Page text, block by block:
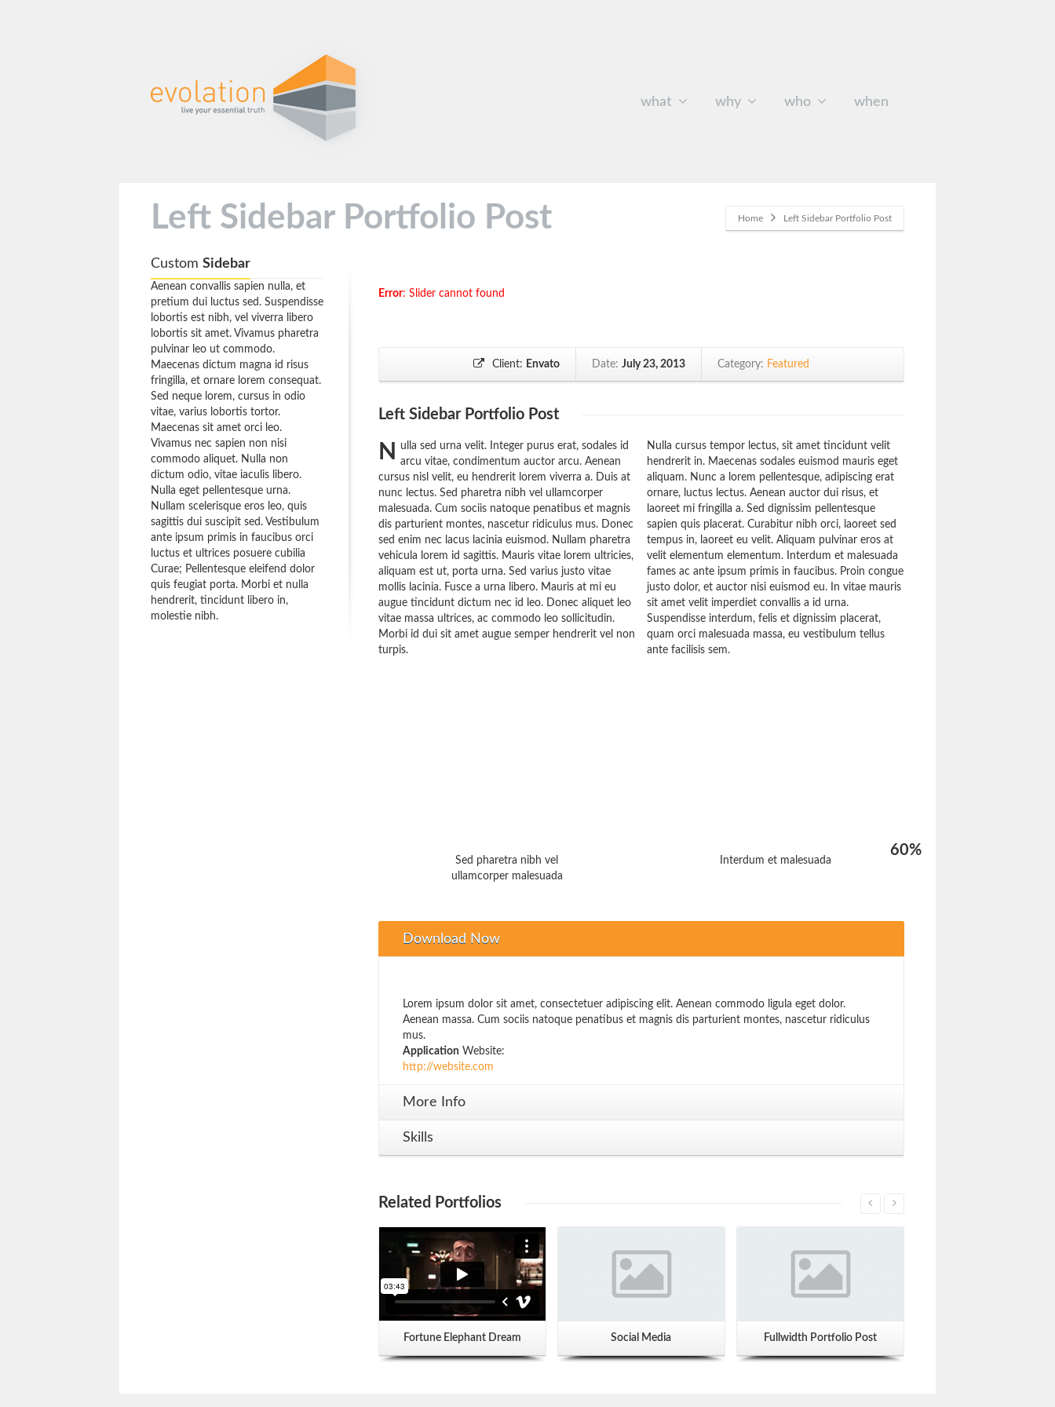
what why who when
Left Sidebar Portfolio Post Home Left Sidebar Portfolio Post
Error: Slider cannot found
Client: Envato Date: July 23, 2013 Category: Featured
Left SidebarPortfolio Post
N
ulla sed urna velit. Integer purus erat, sodales id
arcu vitae, condimentum auctor arcu. Aenean
cursus nisl velit, eu hendrerit lorem viverra a. Duis at
nunc lectus. Sed pharetra nibh vel ullamcorper
malesuada. Cum sociis natoque penatibus et magnis
dis parturient montes, nascetur ridiculus mus. Donec
sed enim nec lacus lacinia euismod. Nullam pharetra
vehicula lorem id sagittis. Mauris vitae lorem ultricies,
aliquam est ut, porta urna. Sed varius justo vitae
mollis lacinia. Fusce a urna libero. Mauris at mi eu
augue tincidunt dictum nec id leo. Donec aliquet leo
vitae massa ultrices, ac commodo leo sollicitudin.
Morbi id dui sit amet augue semper hendrerit vel non
turpis.
Nulla cursus tempor lectus, sit amet tincidunt velit
hendrerit in. Maecenas sodales euismod mauris eget
aliquam. Nunc a lorem pellentesque, adipiscing erat
ornare, luctus lectus. Aenean auctor dui risus, et
laoreet mi fringilla a. Sed dignissim pellentesque
sapien quis placerat. Curabitur nibh orci, laoreet sed
tempus in, laoreet eu velit. Aliquam pulvinar eros at
velit elementum elementum. Interdum et malesuada
fames ac ante ipsum primis in faucibus. Proin congue
justo dolor, et auctor nisi euismod eu. In vitae mauris
sit amet velit imperdiet convallis a id urna.
Suspendisse interdum, felis et dignissim placerat,
quam orci malesuada massa, eu vestibulum tellus
ante facilisis sem.
60%
Sed pharetra nibh vel
ullamcorper malesuada
Interdum et malesuada
Download Now
Lorem ipsum dolor sit amet, consectetuer adipiscing elit. Aenean commodo ligula eget dolor.
Aenean massa. Cum sociis natoque penatibus et magnis dis parturient montes, nascetur ridiculus
mus.
Application Website:
http://website.com
More Info
Skills
Related Portfolios
Fortune Elephant Dream Social Media Fullwidth Portfolio Post
Custom Sidebar
Aenean convallis sapien nulla, et
pretium dui luctus sed. Suspendisse
lobortis est nibh, vel viverra libero
lobortis sit amet. Vivamus pharetra
pulvinar leo ut commodo.
Maecenas dictum magna id risus
fringilla, et ornare lorem consequat.
Sed neque lorem, cursus in odio
vitae, varius lobortis tortor.
Maecenas sit amet orci leo.
Vivamus nec sapien non nisi
commodo aliquet. Nulla non
dictum odio, vitae iaculis libero.
Nulla eget pellentesque urna.
Nullam scelerisque eros leo, quis
sagittis dui suscipit sed. Vestibulum
ante ipsum primis in faucibus orci
luctus et ultrices posuere cubilia
Curae; Pellentesque eleifend dolor
quis feugiat porta. Morbi et nulla
hendrerit, tincidunt libero in,
molestie nibh.